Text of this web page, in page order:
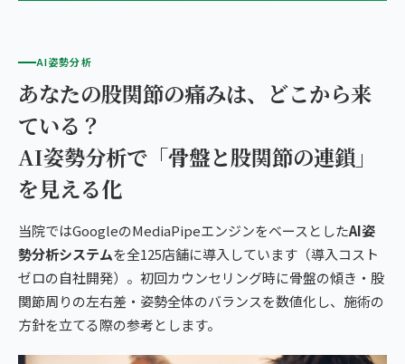
AI姿勢分析
あなたの股関節の痛みは、どこから来
ている？
AI姿勢分析で「骨盤と股関節の連鎖」
を見える化
当院ではGoogleのMediaPipeエンジンをベースとしたAI姿
勢分析システムを全125店舗に導入しています（導入コスト
ゼロの自社開発）。初回カウンセリング時に骨盤の傾き・股
関節周りの左右差・姿勢全体のバランスを数値化し、施術の
方針を立てる際の参考とします。